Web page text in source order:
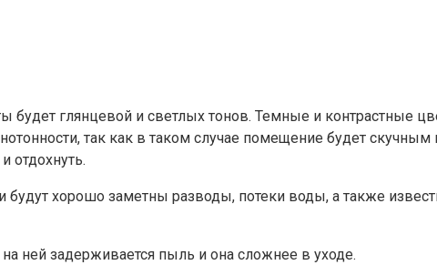
будет глянцевой и светлых тонов. Темные и контрастные
так как в таком случае помещение будет
отдохнуть.
будут хорошо заметны разводы, потеки воды, а также
ней задерживается пыль и она сложнее в уходе.